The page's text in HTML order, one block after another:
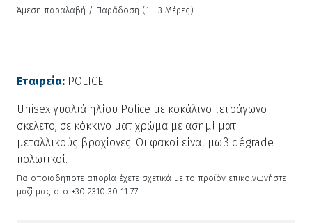
Άμεση παραλαβή / Παράδoση (1 - 3 Μέρες)
Εταιρεία: POLICE
Unisex γυαλιά ηλίου Police με κοκάλινο τετράγωνο
σκελετό, σε κόκκινο ματ χρώμα με ασημί ματ
μεταλλικούς βραχίονες. Οι φακοί είναι μωβ dégrade
πολωτικοί.
Για οποιαδήποτε απορία έχετε σχετικά με το προϊόν επικοινωνήστε
μαζί μας στο +30 2310 30 11 77